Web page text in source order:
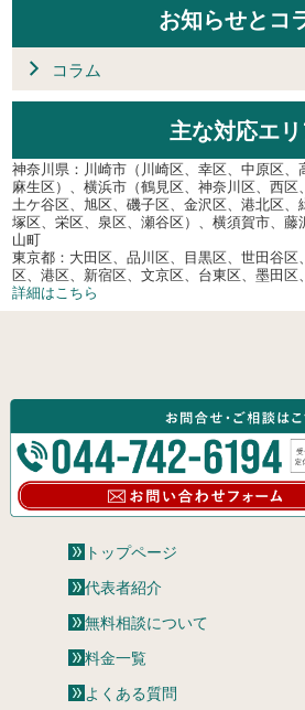
お知らせとコ
コラム
主な対応エ
神奈川県：川崎市（川崎区、幸区、中原区、
麻生区）、横浜市（鶴見区、神奈川区、西
土ケ谷区、旭区、磯子区、金沢区、港北区
塚区、栄区、泉区、瀬谷区）、横須賀市、
山町
東京都：大田区、品川区、目黒区、世田谷
区、港区、新宿区、文京区、台東区、墨田区
詳細はこちら
トップページ
代表者紹介
無料相談について
料金一覧
よくある質問